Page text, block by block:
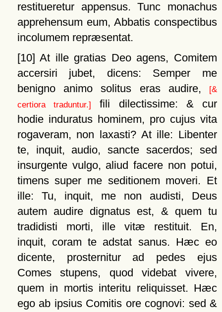
restitueretur appensus. Tunc monachus
apprehensum eum, Abbatis conspectibus
incolumem repræsentat.
[10] At ille gratias Deo agens, Comitem
accersiri jubet, dicens: Semper me
benigno animo solitus eras audire,
[&
certiora traduntur.]
fili dilectissime: & cur
hodie induratus hominem, pro cujus vita
rogaveram, non laxasti? At ille: Libenter
te, inquit, audio, sancte sacerdos; sed
insurgente vulgo, aliud facere non potui,
timens super me seditionem moveri. Et
ille: Tu, inquit, me non audisti, Deus
autem audire dignatus est, & quem tu
tradidisti morti, ille vitæ restituit. En,
inquit, coram te adstat sanus. Hæc eo
dicente, prosternitur ad pedes ejus
Comes stupens, quod videbat vivere,
quem in mortis interitu reliquisset. Hæc
ego ab ipsius Comitis ore cognovi: sed &